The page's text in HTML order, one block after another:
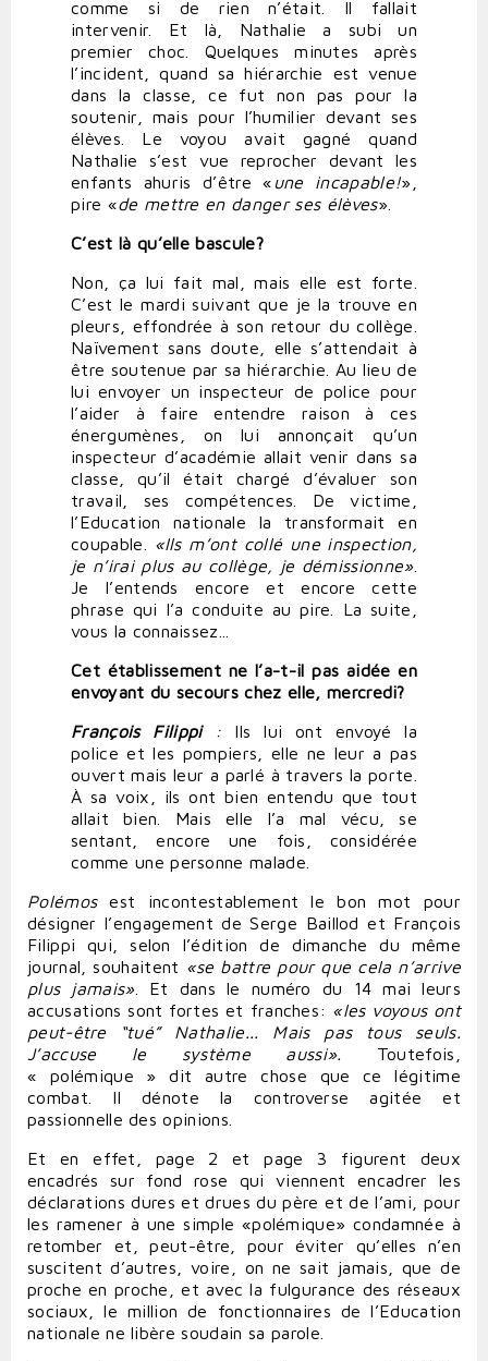
comme si de rien n’était. Il fallait
intervenir. Et là, Nathalie a subi un
premier choc. Quelques minutes après
l’incident, quand sa hiérarchie est venue
dans la classe, ce fut non pas pour la
soutenir, mais pour l’humilier devant ses
élèves. Le voyou avait gagné quand
Nathalie s’est vue reprocher devant les
enfants ahuris d’être « une incapable!»,
pire «de mettre en danger ses élèves».
C’est là qu’elle bascule?
Non, ça lui fait mal, mais elle est forte.
C’est le mardi suivant que je la trouve en
pleurs, effondrée à son retour du collège.
Naïvement sans doute, elle s’attendait à
être soutenue par sa hiérarchie. Au lieu de
lui envoyer un inspecteur de police pour
l’aider à faire entendre raison à ces
énergumènes, on lui annonçait qu’un
inspecteur d’académie allait venir dans sa
classe, qu’il était chargé d’évaluer son
travail, ses compétences. De victime,
l’Education nationale la transformait en
coupable. «Ils m’ont collé une inspection,
je n’irai plus au collège, je démissionne».
Je l’entends encore et encore cette
phrase qui l’a conduite au pire. La suite,
vous la connaissez...
Cet établissement ne l’a-t-il pas aidée en
envoyant du secours chez elle, mercredi?
François Filippi : Ils lui ont envoyé la
police et les pompiers, elle ne leur a pas
ouvert mais leur a parlé à travers la porte.
À sa voix, ils ont bien entendu que tout
allait bien. Mais elle l’a mal vécu, se
sentant, encore une fois, considérée
comme une personne malade.
Polémosest incontestablement le bon mot pour
désigner l’engagement de Serge Baillod et François
Filippi qui, selon l’édition de dimanche du même
journal, souhaitent «se battre pour que cela n’arrive
plus jamais». Et dans le numéro du 14 mai leurs
accusations sont fortes et franches: «les voyous ont
peut-être “tué” Nathalie... Mais pas tous seuls.
J’accuse le système aussi». Toutefois,
« polémique » dit autre chose que ce légitime
combat. Il dénote la controverse agitée et
passionnelle des opinions.
Et en effet, page 2 et page 3 figurent deux
encadrés sur fond rose qui viennent encadrer les
déclarations dures et drues du père et de l’ami, pour
les ramener à une simple «polémique» condamnée à
retomber et, peut-être, pour éviter qu’elles n’en
suscitent d’autres, voire, on ne sait jamais, que de
proche en proche, et avec la fulgurance des réseaux
sociaux, le million de fonctionnaires de l’Education
nationale ne libère soudain sa parole.